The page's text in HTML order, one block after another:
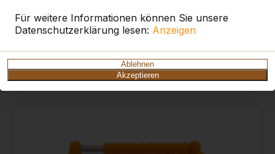
Für weitere Informationen können Sie unsere
Datenschutzerklärung lesen: Anzeigen
Ablehnen
Akzeptieren
Werden häufig zusammen
gekauft